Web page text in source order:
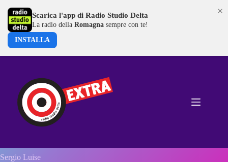
Sergio Luise
×
Scarica l'app di Radio Studio Delta
La radio della Romagna sempre con te!
INSTALLA